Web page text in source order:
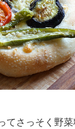
てさっそく野